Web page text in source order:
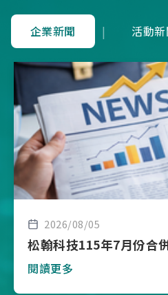
企業新聞 | 活動
2026/08/05
松翰科技115年7月份合
閱讀更多